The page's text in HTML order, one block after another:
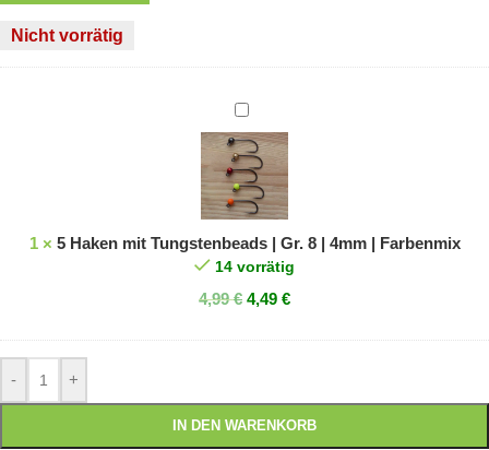
Nicht vorrätig
5
Haken
mit
Tungstenbeads
|
Gr.
8
|
|
1× 5 Haken mit Tungstenbeads | Gr. 8 | 4mm | Farbenmix
14 vorrätig
4,99€ 4,49 €
- +
IN DEN WARENKORB